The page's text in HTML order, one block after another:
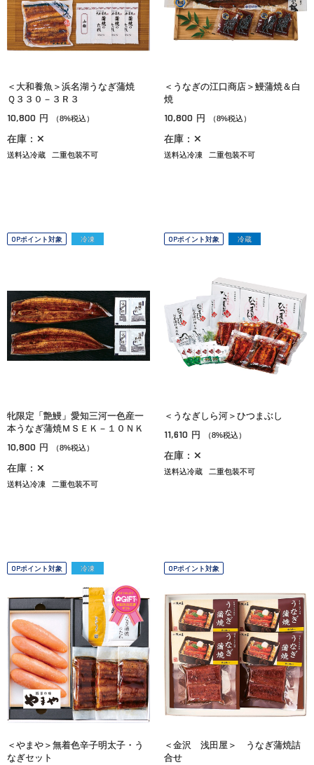
＜大和養魚＞浜名湖うなぎ蒲焼
Ｑ３３０－３Ｒ３
10,800 円 （8%税込）
在庫：✕
送料込冷蔵 二重包装不可
＜うなぎの江口商店＞鰻蒲焼＆白
焼
10,800 円 （8%税込）
在庫：✕
送料込冷凍 二重包装不可
OPポイント対象 冷凍
牝限定「艶鰻」愛知三河一色産一
本うなぎ蒲焼ＭＳＥＫ－１０ＮＫ
10,800 円 （8%税込）
在庫：✕
送料込冷凍 二重包装不可
OPポイント対象 冷蔵
＜うなぎしら河＞ひつまぶし
11,610 円 （8%税込）
在庫：✕
送料込冷蔵 二重包装不可
OPポイント対象 冷凍
＜やまや＞無着色辛子明太子・う
なぎセット
OPポイント対象
＜金沢 浅田屋＞ うなぎ蒲焼詰
合せ